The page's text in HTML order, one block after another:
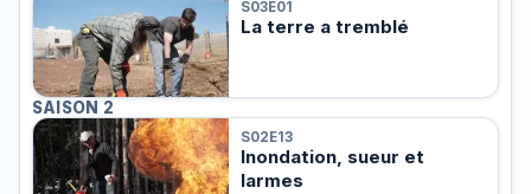
S03E01
La terre a tremblé
SAISON 2
S02E13
Inondation, sueur et
larmes